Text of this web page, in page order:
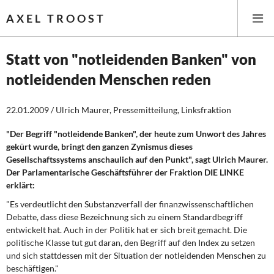
AXEL TROOST
Startseite
Themen
Leitlinien linker Wirtschafts- und Finanzpolitik
Wirtschaftspolitik
Öffentliche Infrastruktur und Daseinsvorsorge
Eurokrise und Griechenland
Statt von "notleidenden Banken" von
notleidenden Menschen reden
22.01.2009 / Ulrich Maurer, Pressemitteilung, Linksfraktion
"Der Begriff "notleidende Banken", der heute zum Unwort des Jahres
gekürt wurde, bringt den ganzen Zynismus dieses
Gesellschaftssystems anschaulich auf den Punkt", sagt Ulrich Maurer.
Der Parlamentarische Geschäftsführer der Fraktion DIE LINKE
erklärt:
"Es verdeutlicht den Substanzverfall der finanzwissenschaftlichen
Debatte, dass diese Bezeichnung sich zu einem Standardbegriff
entwickelt hat. Auch in der Politik hat er sich breit gemacht. Die
politische Klasse tut gut daran, den Begriff auf den Index zu setzen
und sich stattdessen mit der Situation der notleidenden Menschen zu
beschäftigen."